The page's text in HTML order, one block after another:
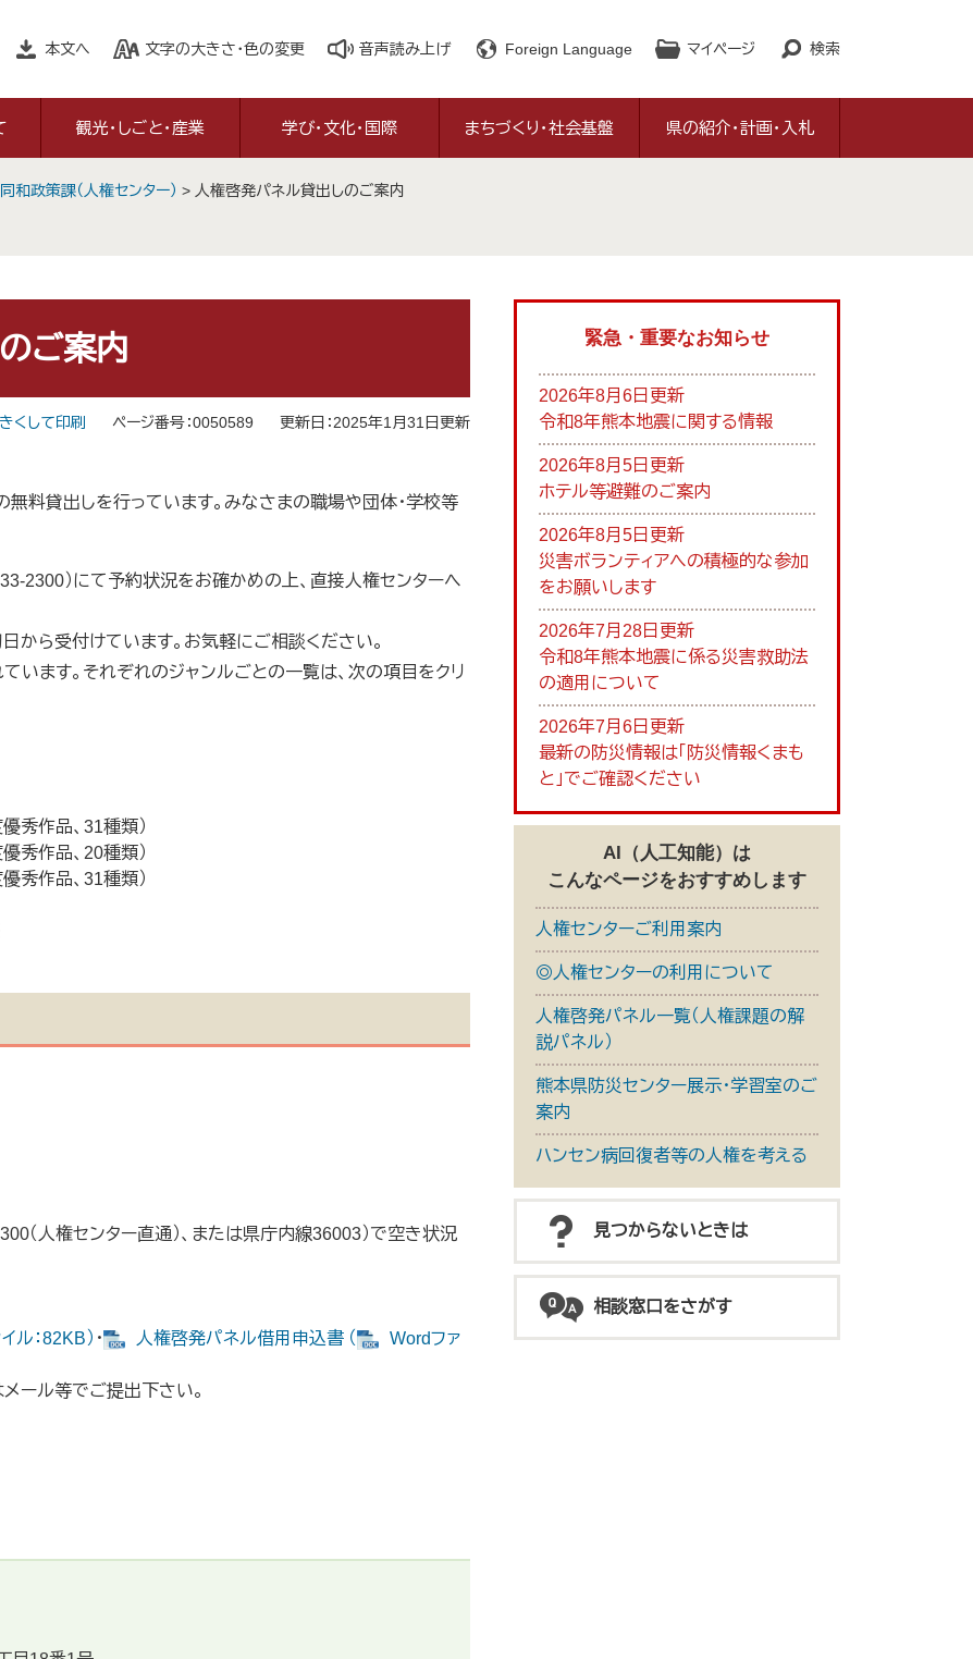
本文へ 文字の大きさ・色の変更 音声読み上げ Foreign Language マイページ 検索
観光・しごと・産業 学び・文化・国際 まちづくり・社会基盤 県の紹介・計画・入札
和政策課（人権センター） > 人権啓発パネル貸出しのご案内
ご案内
くして印刷 ページ番号：0050589 更新日：2025年1月31日更新
料貸出しを行っています。みなさまの職場や団体・学校等
2300）にて予約状況をお確かめの上、直接人権センターへ
から受付けています。お気軽にご相談ください。
います。それぞれのジャンルごとの一覧は、次の項目をクリ
秀作品、31種類）
秀作品、20種類）
秀作品、31種類）
（人権センター直通）、または県庁内線36003）で空き状況
ル：82KB） ・ 人権啓発パネル借用申込書 （
Wordファ
ール等でご提出下さい。
緊急・重要なお知らせ
2026年8月6日更新
令和8年熊本地震に関する情報
2026年8月5日更新
ホテル等避難のご案内
2026年8月5日更新
災害ボランティアへの積極的な参加
をお願いします
2026年7月28日更新
令和8年熊本地震に係る災害救助法
の適用について
2026年7月6日更新
最新の防災情報は「防災情報くまも
と」でご確認ください
AI（人工知能）は
こんなページをおすすめします
人権センターご利用案内
◎人権センターの利用について
人権啓発パネル一覧（人権課題の解
説パネル）
熊本県防災センター展示・学習室のご
案内
ハンセン病回復者等の人権を考える
見つからないときは
相談窓口をさがす